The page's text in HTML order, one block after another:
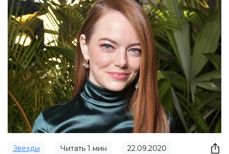
Звёзды Читать 1 мин 22.09.2020